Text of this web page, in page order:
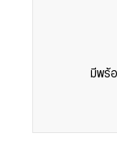
มีพร้